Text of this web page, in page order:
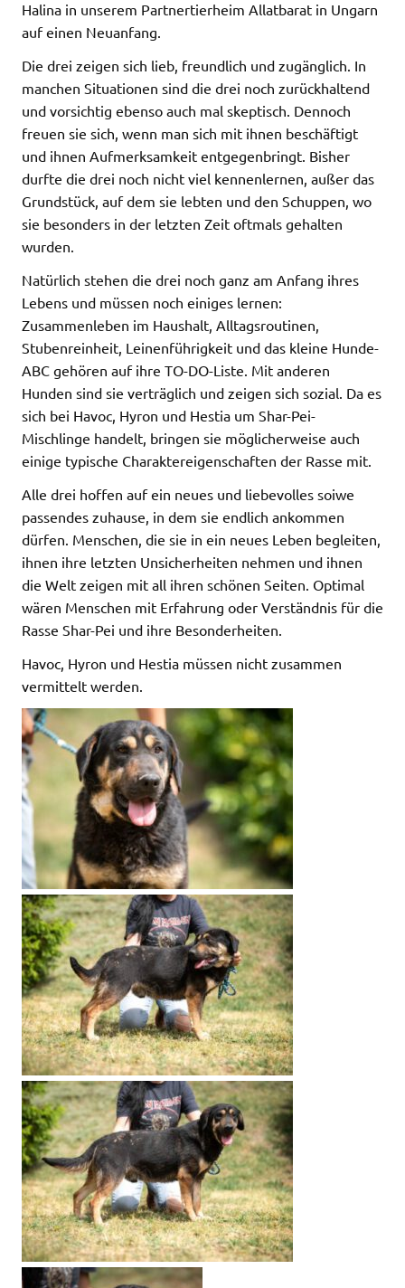
Halina in unserem Partnertierheim Allatbarat in Ungarn
auf einen Neuanfang.
Die drei zeigen sich lieb, freundlich und zugänglich. In
manchen Situationen sind die drei noch zurückhaltend
und vorsichtig ebenso auch mal skeptisch. Dennoch
freuen sie sich, wenn man sich mit ihnen beschäftigt
und ihnen Aufmerksamkeit entgegenbringt. Bisher
durfte die drei noch nicht viel kennenlernen, außer das
Grundstück, auf dem sie lebten und den Schuppen, wo
sie besonders in der letzten Zeit oftmals gehalten
wurden.
Natürlich stehen die drei noch ganz am Anfang ihres
Lebens und müssen noch einiges lernen:
Zusammenleben im Haushalt, Alltagsroutinen,
Stubenreinheit, Leinenführigkeit und das kleine Hunde-
ABC gehören auf ihre TO-DO-Liste. Mit anderen
Hunden sind sie verträglich und zeigen sich sozial. Da es
sich bei Havoc, Hyron und Hestia um Shar-Pei-
Mischlinge handelt, bringen sie möglicherweise auch
einige typische Charaktereigenschaften der Rasse mit.
Alle drei hoffen auf ein neues und liebevolles soiwe
passendes zuhause, in dem sie endlich ankommen
dürfen. Menschen, die sie in ein neues Leben begleiten,
ihnen ihre letzten Unsicherheiten nehmen und ihnen
die Welt zeigen mit all ihren schönen Seiten. Optimal
wären Menschen mit Erfahrung oder Verständnis für die
Rasse Shar-Pei und ihre Besonderheiten.
Havoc, Hyron und Hestia müssen nicht zusammen
vermittelt werden.